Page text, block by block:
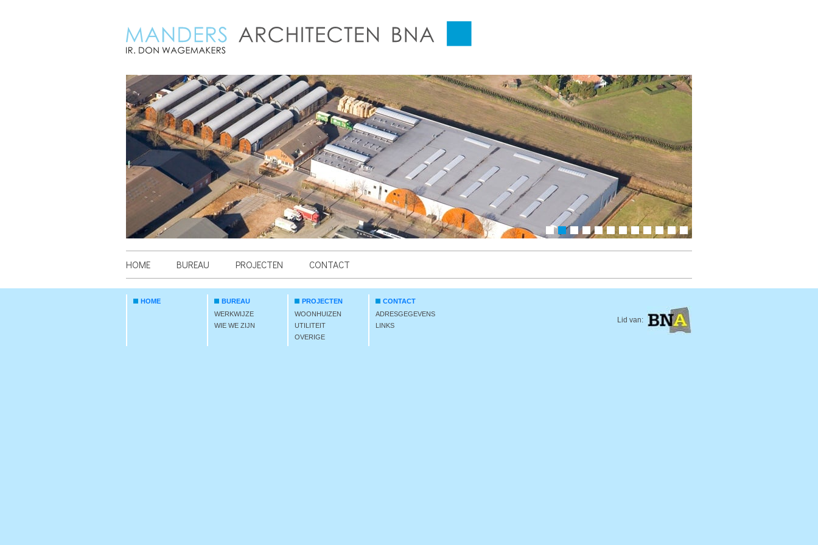
HOME BUREAU PROJECTEN CONTACT
HOME
BUREAU
WERKWIJZE
WIE WE ZIJN
PROJECTEN
WOONHUIZEN
UTILITEIT
OVERIGE
CONTACT
ADRESGEGEVENS
LINKS
Lid van: